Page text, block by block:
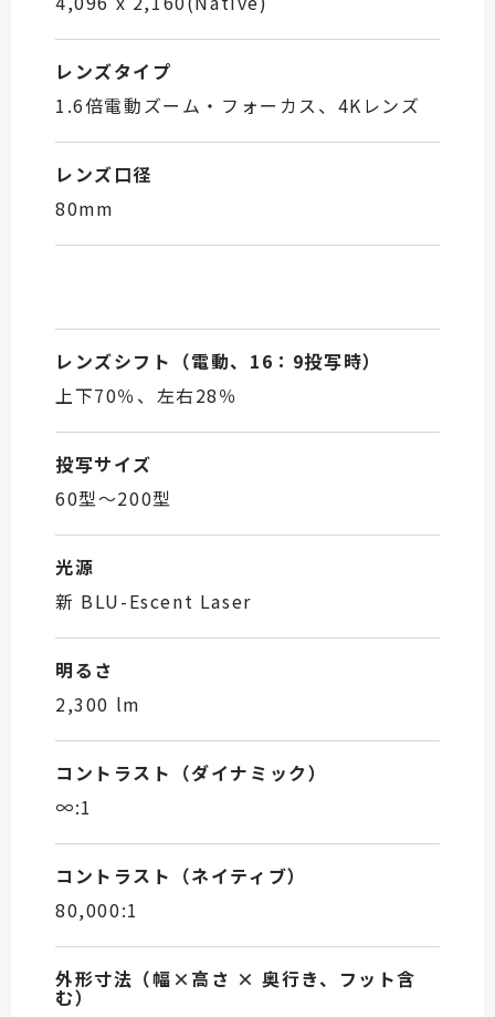
レンズタイプ
1.6倍電動ズーム・フォーカス、4Kレンズ
レンズ口径
80mm
レンズシフト（電動、16：9投写時）
上下70％、左右28％
投写サイズ
60型～200型
光源
新 BLU-Escent Laser
明るさ
2,300 lm
コントラスト（ダイナミック）
∞:1
コントラスト（ネイティブ）
80,000:1
外形寸法（幅×高さ × 奥行き、フット含
む）